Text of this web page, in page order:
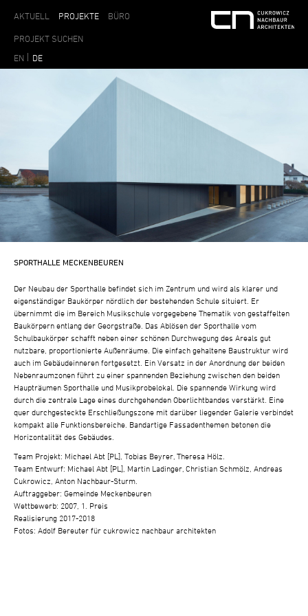
AKTUELL PROJEKTE BÜRO
EN DE
SPORTHALLE MECKENBEUREN
Der Neubau der Sporthalle befindet sich im Zentrum und wird als klarer und
eigenständiger Baukörper nördlich der bestehenden Schule situiert. Er
übernimmt die im Bereich Musikschule vorgegebene Thematik von gestaffelten
Baukörpern entlang der Georgstraße. Das Ablösen der Sporthalle vom
Schulbaukörper schafft neben einer schönen Durchwegung des Areals gut
nutzbare, proportionierte Außenräume. Die einfach gehaltene Baustruktur wird
auch im Gebäudeinneren fortgesetzt. Ein Versatz in der Anordnung der beiden
Nebenraumzonen führt zu einer spannenden Beziehung zwischen den beiden
Haupträumen Sporthalle und Musikprobelokal. Die spannende Wirkung wird
durch die zentrale Lage eines durchgehenden Oberlichtbandes verstärkt. Eine
quer durchgesteckte Erschließungszone mit darüber liegender Galerie verbindet
kompakt alle Funktionsbereiche. Bandartige Fassadenthemen betonen die
Horizontalität des Gebäudes.
Team Projekt: Michael Abt [PL], Tobias Beyrer, Theresa Hölz.
Team Entwurf: Michael Abt [PL], Martin Ladinger, Christian Schmölz, Andreas
Cukrowicz, Anton Nachbaur-Sturm.
Auftraggeber: Gemeinde Meckenbeuren
Wettbewerb: 2007, 1. Preis
Realisierung 2017-2018
Fotos: Adolf Bereuter für cukrowicz nachbaur architekten